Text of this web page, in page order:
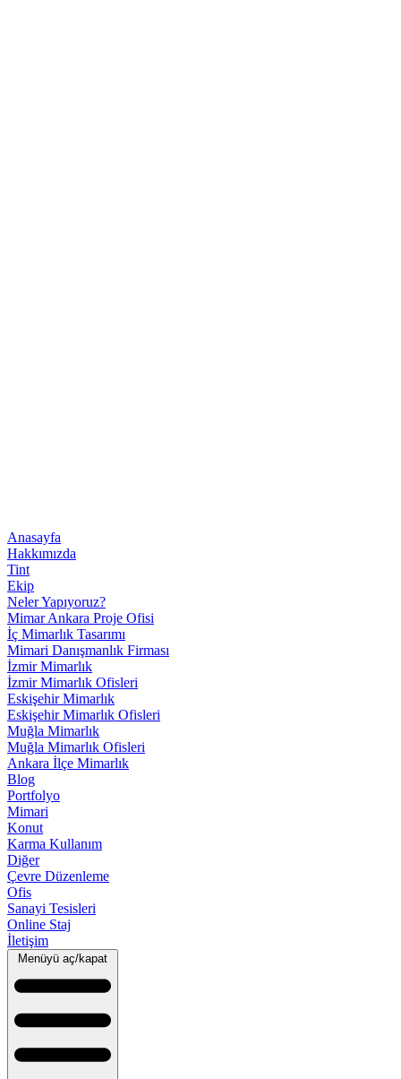
Anasayfa
Hakkımızda
Tint
Ekip
Neler Yapıyoruz?
Mimar Ankara Proje Ofisi
İç Mimarlık Tasarımı
Mimari Danışmanlık Firması
İzmir Mimarlık
İzmir Mimarlık Ofisleri
Eskişehir Mimarlık
Eskişehir Mimarlık Ofisleri
Muğla Mimarlık
Muğla Mimarlık Ofisleri
Ankara İlçe Mimarlık
Blog
Portfolyo
Mimari
Konut
Karma Kullanım
Diğer
Çevre Düzenleme
Ofis
Sanayi Tesisleri
Online Staj
İletişim
Menüyü aç/kapat